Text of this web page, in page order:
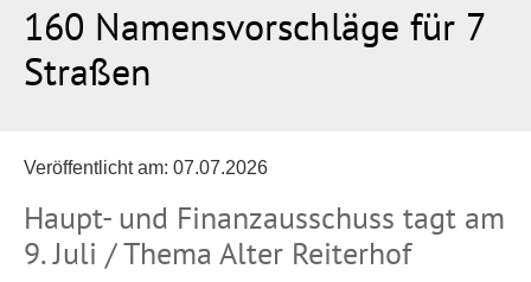
160 Namensvorschläge für 7
Straßen
Veröffentlicht am: 07.07.2026
Haupt- und Finanzausschuss tagt am
9. Juli / Thema Alter Reiterhof